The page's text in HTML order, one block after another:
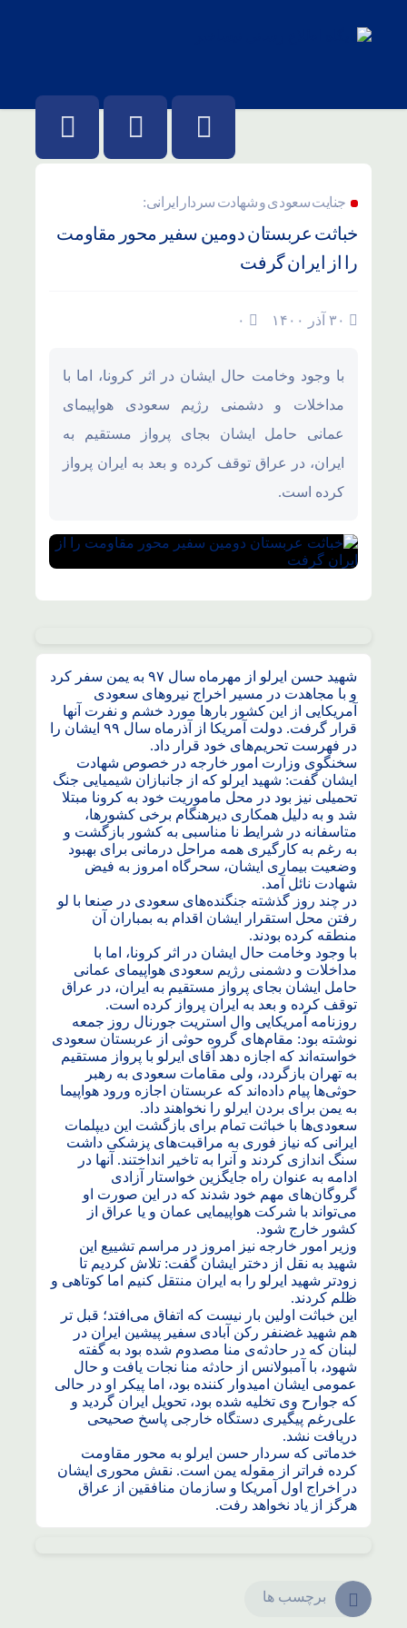
جنایت سعودی و شهادت سردار ایرانی:
خباثت عربستان دومین سفیر محور مقاومت
را از ایران گرفت
۰
با وجود وخامت حال ایشان در اثر کرونا، اما با
مداخلات و دشمنی رژیم سعودی هواپیمای
عمانی حامل ایشان بجای پرواز مستقیم به
ایران، در عراق توقف کرده و بعد به ایران پرواز
کرده است.
شهید حسن ایرلو از مهرماه سال ۹۷ به یمن سفر کرد
و با مجاهدت در مسیر اخراج نیروهای سعودی
آمریکایی از این کشور بارها مورد خشم و نفرت آنها
قرار گرفت. دولت آمریکا از آذرماه سال ۹۹ ایشان را
در فهرست تحریم‌های خود قرار داد.
سخنگوی وزارت امور خارجه در خصوص شهادت
ایشان گفت: شهید ایرلو که از جانبازان شیمیایی جنگ
تحمیلی نیز بود در محل ماموریت خود به کرونا مبتلا
شد و به دلیل همکاری دیرهنگام برخی کشورها،
متاسفانه در شرایط نا مناسبی به کشور بازگشت و
به رغم به کارگیری همه مراحل درمانی برای بهبود
وضعیت بیماری ایشان، سحرگاه امروز به فیض
شهادت نائل آمد.
در چند روز گذشته جنگنده‌های سعودی در صنعا با لو
رفتن محل استقرار ایشان اقدام به بمباران آن
منطقه کرده بودند.
با وجود وخامت حال ایشان در اثر کرونا، اما با
مداخلات و دشمنی رژیم سعودی هواپیمای عمانی
حامل ایشان بجای پرواز مستقیم به ایران، در عراق
توقف کرده و بعد به ایران پرواز کرده است.
روزنامه آمریکایی وال استریت جورنال روز جمعه
نوشته بود: مقام‌های گروه حوثی از عربستان سعودی
خواسته‌اند که اجازه دهد آقای ایرلو با پرواز مستقیم
به تهران بازگردد، ولی مقامات سعودی به رهبر
حوثی‌ها پیام داده‌اند که عربستان اجازه ورود هواپیما
به یمن برای بردن ایرلو را نخواهند داد.
سعودی‌ها با خباثت تمام برای بازگشت این دیپلمات
ایرانی که نیاز فوری به مراقبت‌های پزشکی داشت
سنگ اندازی کردند و آنرا به تاخیر انداختند. آنها در
ادامه به عنوان راه جایگزین خواستار آزادی
گروگان‌های مهم خود شدند که در این صورت او
می‌تواند با شرکت هواپیمایی عمان و یا عراق از
کشور خارج شود.
وزیر امور خارجه نیز امروز در مراسم تشییع این
شهید به نقل از دختر ایشان گفت: تلاش کردیم تا
زودتر شهید ایرلو را به ایران منتقل کنیم اما کوتاهی و
ظلم کردند.
این خباثت‌ اولین بار نیست که اتفاق می‌افتد؛ قبل تر
هم شهید غضنفر رکن آبادی سفیر پیشین ایران در
لبنان که در حادثه‌ی منا مصدوم شده بود به گفته
شهود، با آمبولانس از حادثه منا نجات یافت و حال
عمومی ایشان امیدوار کننده بود، اما پیکر او در حالی
که جوارح وی تخلیه شده بود، تحویل ایران گردید و
علی‌رغم پیگیری دستگاه خارجی پاسخ صحیحی
دریافت نشد.
خدماتی که سردار حسن ایرلو به محور مقاومت
کرده فراتر از مقوله یمن است. نقش محوری ایشان
در اخراج اول آمریکا و سازمان منافقین از عراق
هرگز از یاد نخواهد رفت.
برچسب ها